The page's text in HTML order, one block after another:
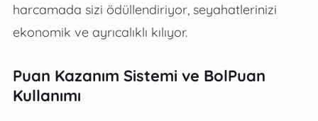
harcamada sizi ödüllendiriyor, seyahatlerinizi
ekonomik ve ayrıcalıklı kılıyor.
Puan Kazanım Sistemi ve BolPuan
Kullanımı